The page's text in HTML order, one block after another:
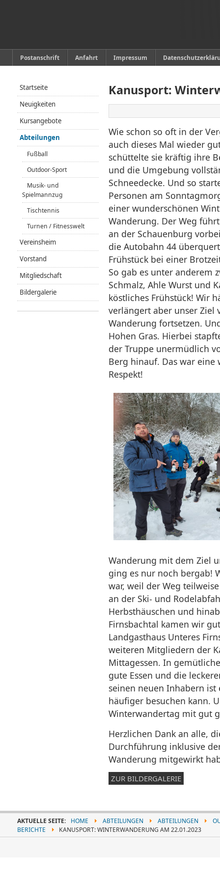
Postanschrift Anfahrt Impressum
Kanusport:
Wie schon so oft in der
auch dieses Mal wieder
schüttelte sie kräftig ihre
und die Umgebung
Schneedecke. Und so
Personen am
einer wunderschönen
Wanderung. Der Weg
an der Schauenburg
die Autobahn 44
Frühstück bei einer
So gab es unter anderem
Schmalz, Ahle Wurst und
köstliches Frühstück! Wir
verlängert aber unser Ziel
Wanderung fortsetzen.
Hohen Gras. Hierbei
der Truppe unermüdlich
Berg hinauf. Das war
Respekt!
Wanderung mit dem Ziel
ging es nur noch bergab!
war, weil der Weg
an der Ski- und
Herbsthäuschen und
Firnsbachtal kamen wir
Landgasthaus Unteres
weiteren Mitgliedern der
Mittagessen. In
gute Essen und die
seinen neuen Inhabern ist
häufiger besuchen kann.
Winterwandertag mit gut
Herzlichen Dank an alle,
Durchführung inklusive
Wanderung mitgewirkt
ZUR BILDERGALERIE
Startseite
Neuigkeiten
Kursangebote
Abteilungen
Fußball
Outdoor-Sport
Musik- und
Spielmannzug
Tischtennis
Turnen / Fitnesswelt
Vereinsheim
Vorstand
Mitgliedschaft
Bildergalerie
AKTUELLE SEITE: HOME ABTEILUNGEN ABTEILUNGEN
BERICHTE
KANUSPORT: WINTERWANDERUNG AM 22.01.2023